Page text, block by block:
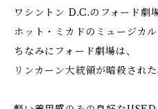
ワシントン D.C.のフォード劇
ホット・ミカドのミュージカル
ちなみにフォード劇場は、
リンカーン大統領が暗殺され